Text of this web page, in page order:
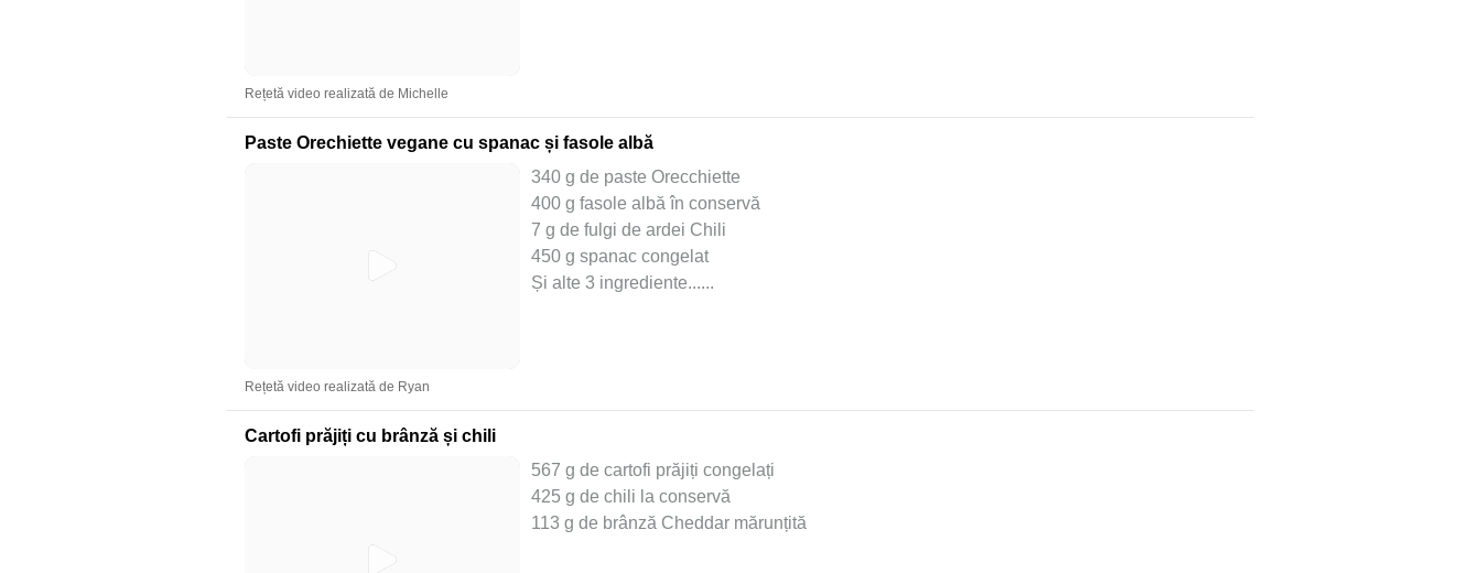
Rețetă video realizată de Michelle
Paste Orechiette vegane cu spanac și fasole albă
340 g de paste Orecchiette
400 g fasole albă în conservă
7 g de fulgi de ardei Chili
450 g spanac congelat
Și alte 3 ingrediente...
Rețetă video realizată de Ryan
Cartofi prăjiți cu brânză și chili
567 g de cartofi prăjiți congelați
425 g de chili la conservă
113 g de brânză Cheddar mărunțită